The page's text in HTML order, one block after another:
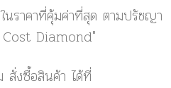
นราคาที่คุ้มค่าที่สุด ตามปรัชญา
Diamond"
สั่งซื้อสินค้า ได้ที่